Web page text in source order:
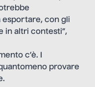
esportare, con gli
in altri contesti”,
c’è. I
provare